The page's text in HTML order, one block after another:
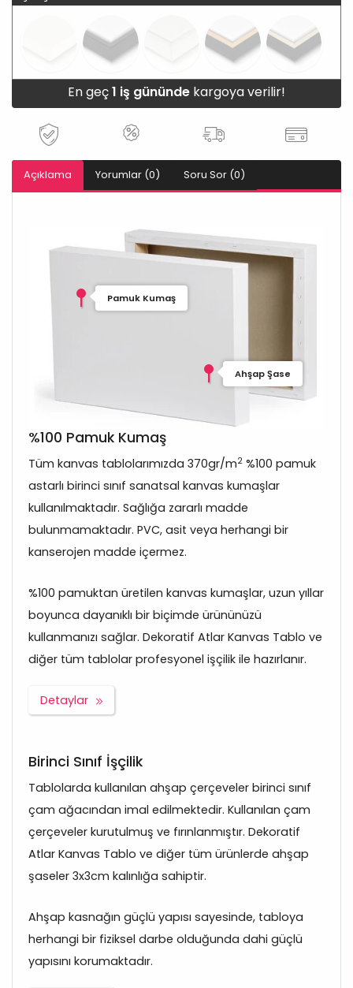
En geç1 iş gününde kargoya verilir!
Açıklama Yorumlar (0) Soru Sor (0)
Pamuk Kumaş
Ahşap Şase
%100 Pamuk Kumaş
Tüm kanvas tablolarımızda 370gr/m2 %100 pamuk
astarlı birinci sınıf sanatsal kanvas kumaşlar
kullanılmaktadır. Sağlığa zararlı madde
bulunmamaktadır. PVC, asit veya herhangi bir
kanserojen madde içermez.
%100 pamuktan üretilen kanvas kumaşlar, uzun yıllar
boyunca dayanıklı bir biçimde ürününüzü
kullanmanızı sağlar. Dekoratif Atlar Kanvas Tablo ve
diğer tüm tablolar profesyonel işçilik ile hazırlanır.
Detaylar
Birinci Sınıf İşçilik
Tablolarda kullanılan ahşap çerçeveler birinci sınıf
çam ağacından imal edilmektedir. Kullanılan çam
çerçeveler kurutulmuş ve fırınlanmıştır. Dekoratif
Atlar Kanvas Tablo ve diğer tüm ürünlerde ahşap
şaseler 3x3cm kalınlığa sahiptir.
Ahşap kasnağın güçlü yapısı sayesinde, tabloya
herhangi bir fiziksel darbe olduğunda dahi güçlü
yapısını korumaktadır.